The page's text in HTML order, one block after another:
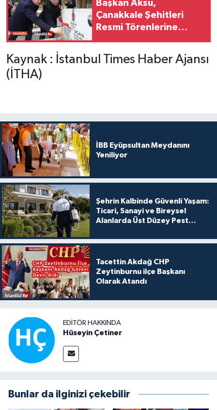
Başkan Aksu,
Çanakkale Şehitleri
Resmi Törenlerine
Kaynak : İstanbul Times Haber Ajansı
(İTHA)
İBB Eyüpsultan Meydanını
Yeniliyor
Şehrin Kalbinde Güvenli Yaşam:
Ticari, Sanayi ve Bireysel
Alanlarda Üst Düzey Pest
Tacettin Akdağ CHP
Zeytinburnu ilçe Başkanı
Olarak Atandı
EDITÖR HAKKINDA
Hüseyin Çetiner
Bunlar da ilginizi çekebilir